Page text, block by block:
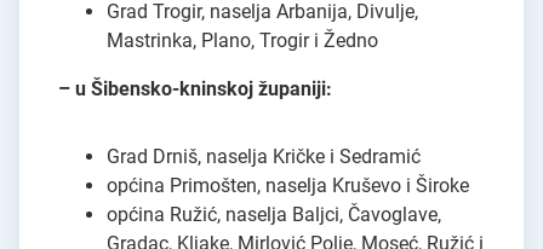
Grad Trogir, naselja Arbanija, Divulje,
Mastrinka, Plano, Trogir i Žedno
– u Šibensko-kninskoj županiji:
Grad Drniš, naselja Kričke i Sedramić
općina Primošten, naselja Kruševo i Široke
općina Ružić, naselja Baljci, Čavoglave,
Gradac, Kljake, Mirlović Polje, Moseć, Ružić i